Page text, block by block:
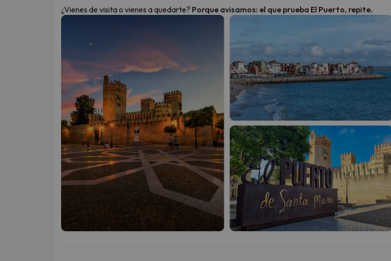
¿Vienes de visita o vienes a quedarte? Porque avisamos: el que prueba El Puerto, repite.